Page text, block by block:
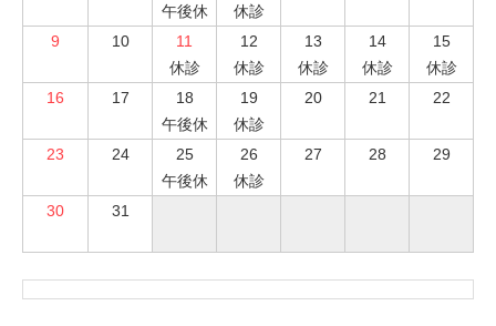
午後休
休診
9 10
11
休診
12
休診
13
休診
14
休診
15
休診
16
17
18
午後休
19
休診
20 21 22
23 24
25
午後休
26
休診
27 28 29
30 31